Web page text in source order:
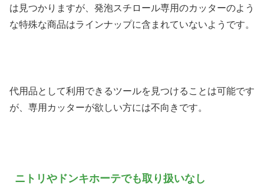
は見つかりますが、発泡スチロール専用のカッターのよう
な特殊な商品はラインナップに含まれていないようです。
代用品として利用できるツールを見つけることは可能です
が、専用カッターが欲しい方には不向きです。
ニトリやドンキホーテでも取り扱いなし